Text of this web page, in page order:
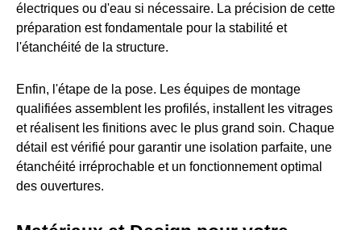
électriques ou d'eau si nécessaire. La précision de cette
préparation est fondamentale pour la stabilité et
l'étanchéité de la structure.
Enfin, l'étape de la pose. Les équipes de montage
qualifiées assemblent les profilés, installent les vitrages
et réalisent les finitions avec le plus grand soin. Chaque
détail est vérifié pour garantir une isolation parfaite, une
étanchéité irréprochable et un fonctionnement optimal
des ouvertures.